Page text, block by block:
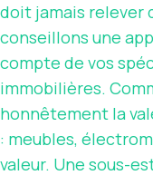
doit jamais relever
conseillons une
compte de vos
immobilières.
honnêtement la
: meubles,
valeur. Une sous-